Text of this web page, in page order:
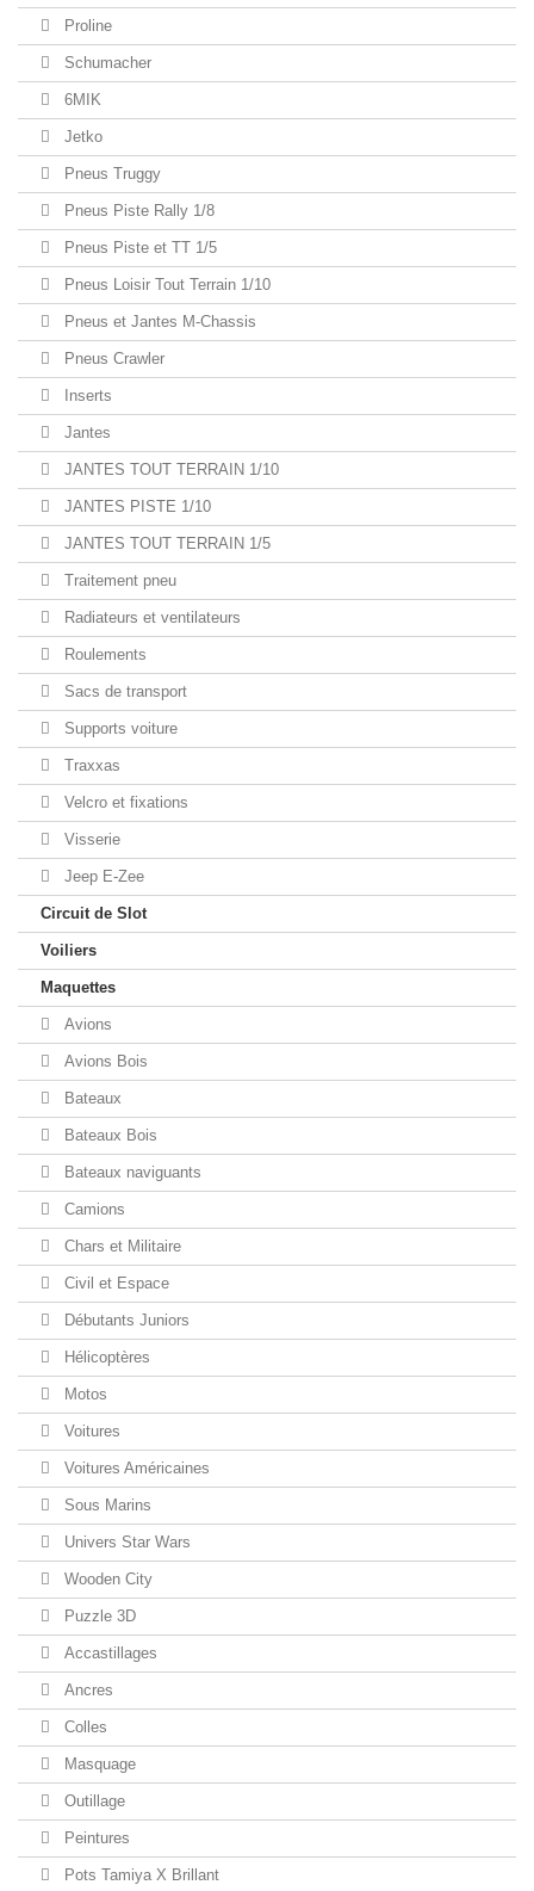
Proline
Schumacher
6MIK
Jetko
Pneus Truggy
Pneus Piste Rally 1/8
Pneus Piste et TT 1/5
Pneus Loisir Tout Terrain 1/10
Pneus et Jantes M-Chassis
Pneus Crawler
Inserts
Jantes
JANTES TOUT TERRAIN 1/10
JANTES PISTE 1/10
JANTES TOUT TERRAIN 1/5
Traitement pneu
Radiateurs et ventilateurs
Roulements
Sacs de transport
Supports voiture
Traxxas
Velcro et fixations
Visserie
Jeep E-Zee
Circuit de Slot
Voiliers
Maquettes
Avions
Avions Bois
Bateaux
Bateaux Bois
Bateaux naviguants
Camions
Chars et Militaire
Civil et Espace
Débutants Juniors
Hélicoptères
Motos
Voitures
Voitures Américaines
Sous Marins
Univers Star Wars
Wooden City
Puzzle 3D
Accastillages
Ancres
Colles
Masquage
Outillage
Peintures
Pots Tamiya X Brillant